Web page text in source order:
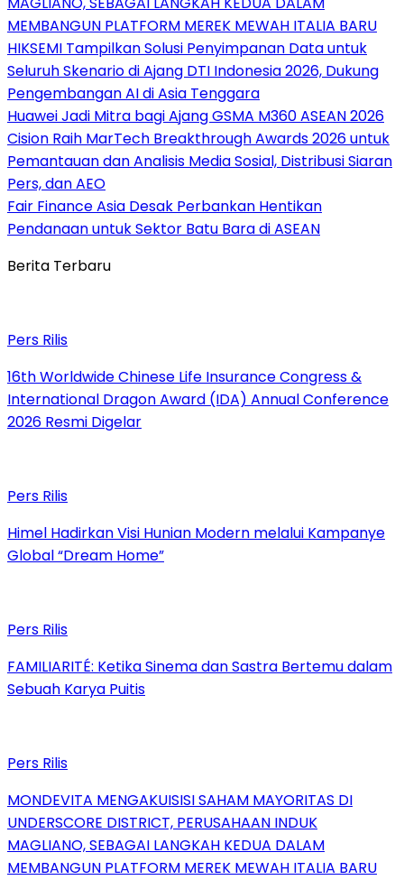
MEMBANGUN PLATFORM MEREK MEWAH ITALIA BARU
HIKSEMI Tampilkan Solusi Penyimpanan Data untuk
Seluruh Skenario di Ajang DTI Indonesia 2026, Dukung
Pengembangan AI di Asia Tenggara
Huawei Jadi Mitra bagi Ajang GSMA M360 ASEAN 2026
Cision Raih MarTech Breakthrough Awards 2026 untuk
Pemantauan dan Analisis Media Sosial, Distribusi Siaran
Pers, dan AEO
Fair Finance Asia Desak Perbankan Hentikan
Pendanaan untuk Sektor Batu Bara di ASEAN
Berita Terbaru
Pers Rilis
16th Worldwide Chinese Life Insurance Congress &
International Dragon Award (IDA) Annual Conference
2026 Resmi Digelar
Pers Rilis
Himel Hadirkan Visi Hunian Modern melalui Kampanye
Global “Dream Home”
Pers Rilis
FAMILIARITÉ: Ketika Sinema dan Sastra Bertemu dalam
Sebuah Karya Puitis
Pers Rilis
MONDEVITA MENGAKUISISI SAHAM MAYORITAS DI
UNDERSCORE DISTRICT, PERUSAHAAN INDUK
MAGLIANO, SEBAGAI LANGKAH KEDUA DALAM
MEMBANGUN PLATFORM MEREK MEWAH ITALIA BARU